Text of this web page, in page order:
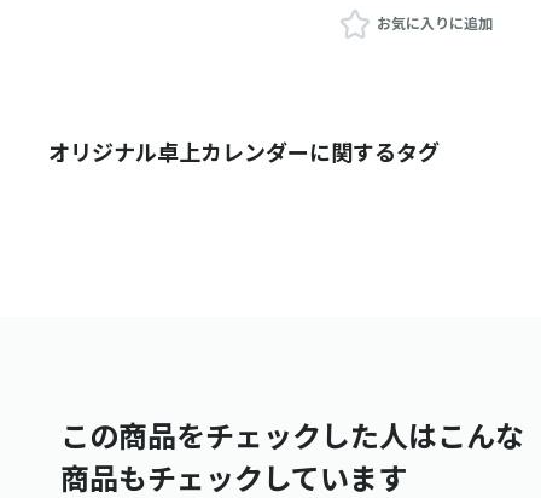
お気に入りに追加
オリジナル卓上カレンダーに関するタグ
この商品をチェックした人はこんな
商品もチェックしています